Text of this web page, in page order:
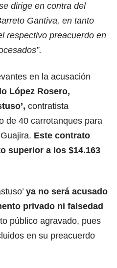
dirige en contra del
Gantiva, en tanto
respectivo preacuerdo en
en la acusación
López Rosero,
contratista
de 40 carrotanques para
Este contrato
superior a los $14.163
ya no será acusado
privado ni falsedad
público agravado, pues
en su preacuerdo